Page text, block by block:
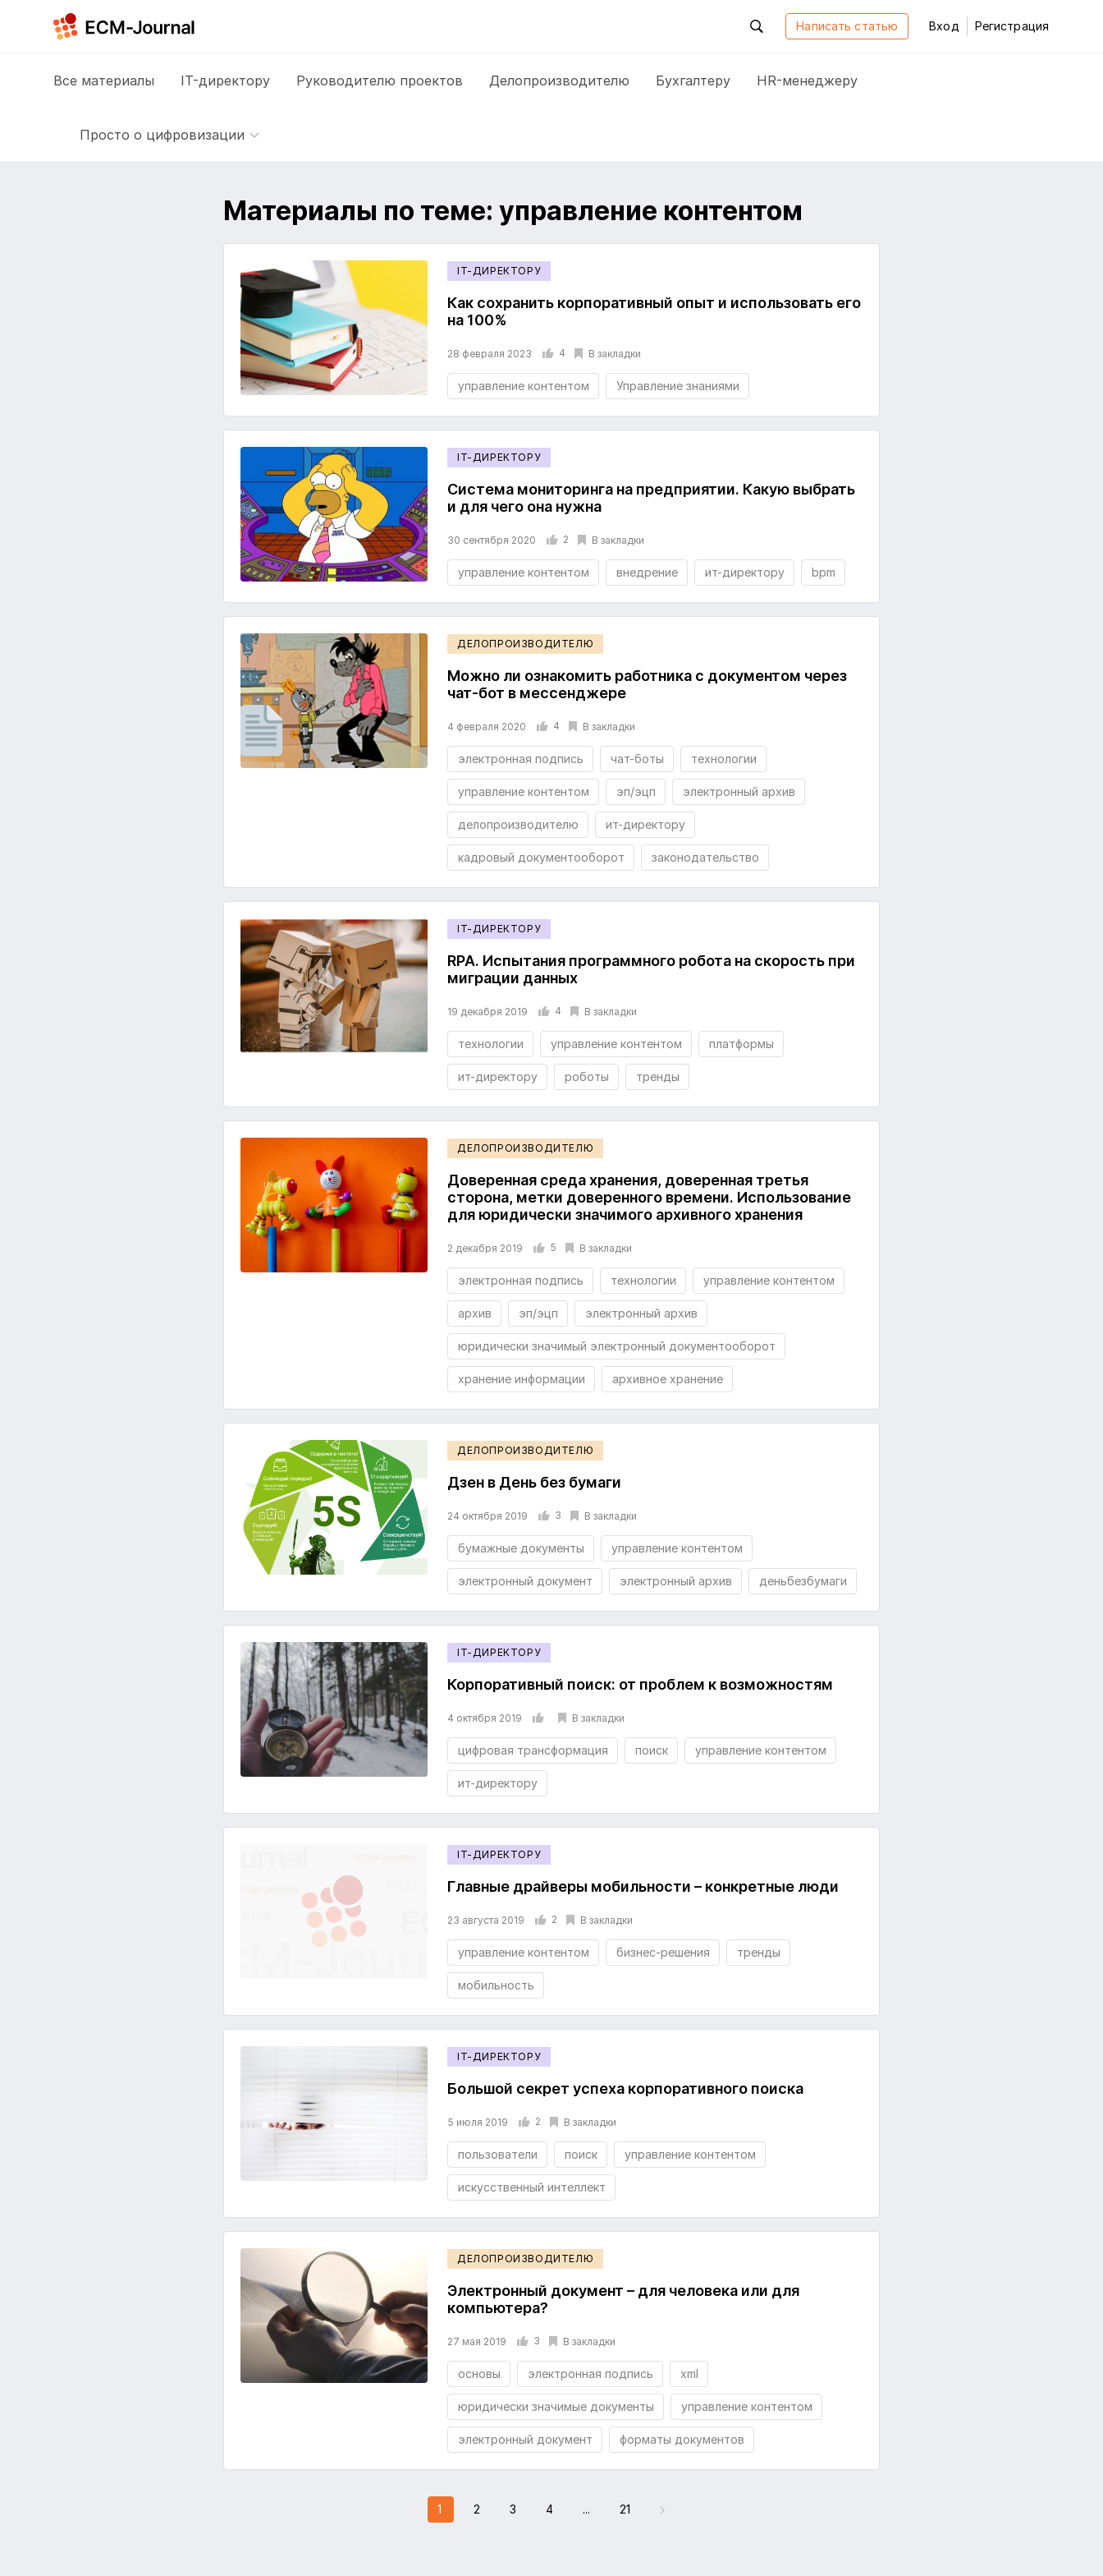
Написать статью Вход Регистрация
Все материалы IT-директору Руководителю проектов Делопроизводителю Бухгалтеру HR-менеджеру
Просто о цифровизации
Материалы по теме: управление контентом
IT-ДИРЕКТОРУ
Как сохранить корпоративный опыт и использовать его
на 100%
28 февраля 2023 4 В закладки
управление контентом Управление знаниями
IT-ДИРЕКТОРУ
Система мониторинга на предприятии. Какую выбрать
и для чего она нужна
30 сентября 2020 2 В закладки
управление контентом внедрение ит-директору bpm
ДЕЛОПРОИЗВОДИТЕЛЮ
Можно ли ознакомить работника с документом через
чат-бот в мессенджере
4 февраля 2020 4 В закладки
электронная подпись чат-боты технологии
управление контентом эп/эцп электронный архив
делопроизводителю ит-директору
кадровый документооборот законодательство
IT-ДИРЕКТОРУ
RPA. Испытания программного робота на скорость при
миграции данных
19 декабря 2019 4 В закладки
технологии управление контентом платформы
ит-директору роботы тренды
ДЕЛОПРОИЗВОДИТЕЛЮ
Доверенная среда хранения, доверенная третья
сторона, метки доверенного времени. Использование
для юридически значимого архивного хранения
2 декабря 2019 5 В закладки
электронная подпись технологии управление контентом
архив эп/эцп электронный архив
юридически значимый электронный документооборот
хранение информации архивное хранение
ДЕЛОПРОИЗВОДИТЕЛЮ
Дзен в День без бумаги
24 октября 2019 3 В закладки
бумажные документы управление контентом
электронный документ электронный архив деньбезбумаги
IT-ДИРЕКТОРУ
Корпоративный поиск: от проблем к возможностям
4 октября 2019 В закладки
цифровая трансформация поиск управление контентом
ит-директору
IT-ДИРЕКТОРУ
Главные драйверы мобильности – конкретные люди
23 августа 2019 2 В закладки
управление контентом бизнес-решения тренды
мобильность
IT-ДИРЕКТОРУ
Большой секрет успеха корпоративного поиска
5 июля 2019 2 В закладки
пользователи поиск управление контентом
искусственный интеллект
ДЕЛОПРОИЗВОДИТЕЛЮ
Электронный документ – для человека или для
компьютера?
27 мая 2019 3 В закладки
основы электронная подпись xml
юридически значимые документы управление контентом
электронный документ форматы документов
1 2 3 4 ... 21